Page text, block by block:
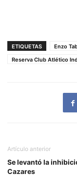
ETIQUETAS Enzo
Reserva Club Atlético
Artículo anterior
Se levantó la
Cazares